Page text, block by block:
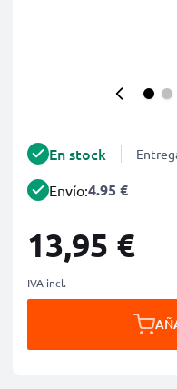
En stock
Envío:4.95 €
13,95 €
IVA incl.